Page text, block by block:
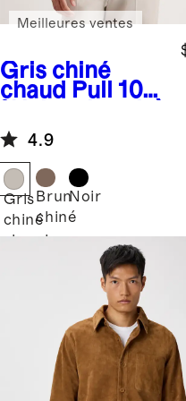
Gris chiné
chaud
Pull 100
col rond
Meilleures ventes
4.9
Gris
chiné
chaud
Brun
chiné
Noir